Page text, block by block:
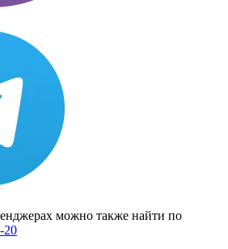
можно также найти по
20